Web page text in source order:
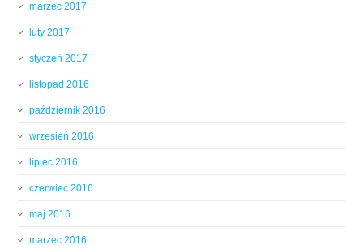
marzec 2017
luty 2017
styczeń 2017
listopad 2016
październik 2016
wrzesień 2016
lipiec 2016
czerwiec 2016
maj 2016
marzec 2016